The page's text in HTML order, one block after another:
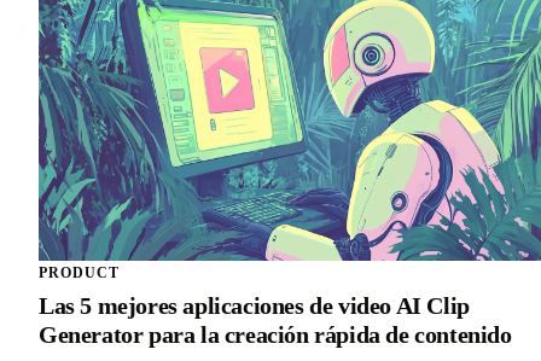
PRODUCT
Las 5 mejores aplicaciones de video AI Clip
Generator para la creación rápida de contenido